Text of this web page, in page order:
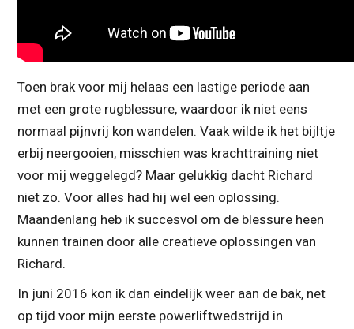
Toen brak voor mij helaas een lastige periode aan
met een grote rugblessure, waardoor ik niet eens
normaal pijnvrij kon wandelen. Vaak wilde ik het bijltje
erbij neergooien, misschien was krachttraining niet
voor mij weggelegd? Maar gelukkig dacht Richard
niet zo. Voor alles had hij wel een oplossing.
Maandenlang heb ik succesvol om de blessure heen
kunnen trainen door alle creatieve oplossingen van
Richard.
In juni 2016 kon ik dan eindelijk weer aan de bak, net
op tijd voor mijn eerste powerliftwedstrijd in